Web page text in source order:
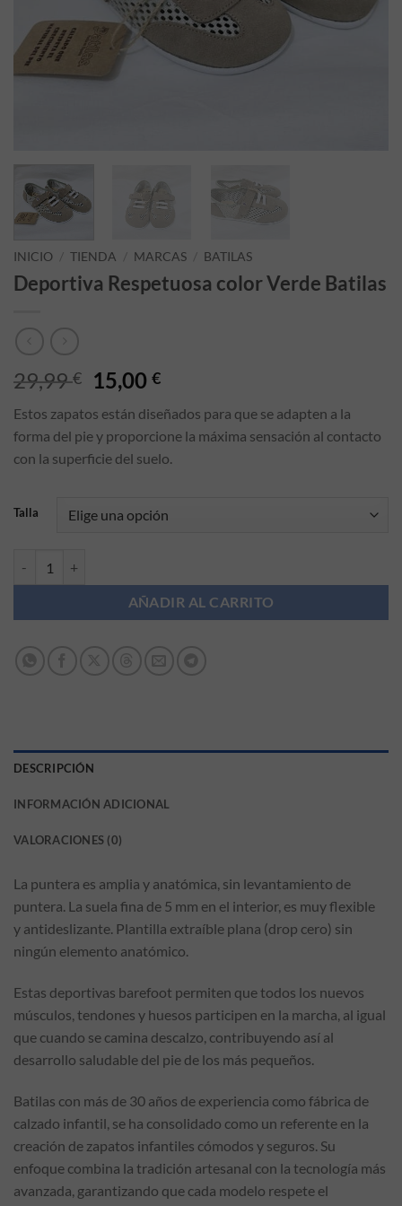
INICIO / TIENDA / MARCAS / BATILAS
Deportiva Respetuosa color Verde Batilas
29,99€ El precio original era: 29,99 €.
15,00€El precio actual es:
Estos zapatos están diseñados para que se adapten a la
forma del pie y proporcione la máxima sensación al contacto
con la superficie del suelo.
Talla
AÑADIR AL CARRITO
DESCRIPCIÓN
INFORMACIÓN ADICIONAL
VALORACIONES (0)
La puntera es amplia y anatómica, sin levantamiento de
puntera. La suela fina de 5 mm en el interior, es muy flexible
y antideslizante. Plantilla extraíble plana (drop cero) sin
ningún elemento anatómico.
Estas deportivas barefoot permiten que todos los nuevos
músculos, tendones y huesos participen en la marcha, al igual
que cuando se camina descalzo, contribuyendo así al
desarrollo saludable del pie de los más pequeños.
Batilas con más de 30 años de experiencia como fábrica de
calzado infantil, se ha consolidado como un referente en la
creación de zapatos infantiles cómodos y seguros. Su
enfoque combina la tradición artesanal con la tecnología más
avanzada, garantizando que cada modelo respete el